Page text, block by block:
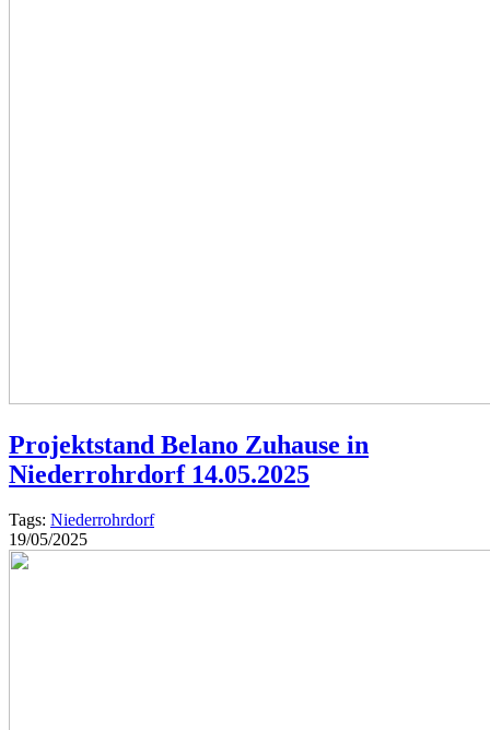
Projektstand Belano Zuhause in
Niederrohrdorf 14.05.2025
Tags: Niederrohrdorf
19/05/2025